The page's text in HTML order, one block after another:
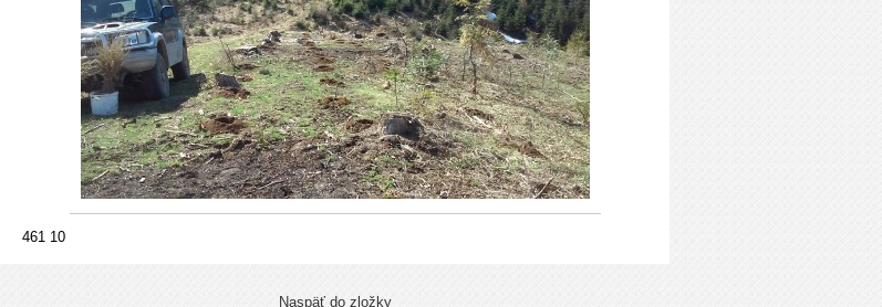
461 10
Naspäť do zložky